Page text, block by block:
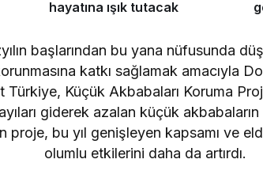
hayatına ışık tutacak
başlarından bu yana nüfusunda
katkı sağlamak amacıyla
Küçük Akbabaları Koruma
giderek azalan küçük
proje, bu yıl genişleyen kapsamı ve
olumlu etkilerini daha da artırdı.